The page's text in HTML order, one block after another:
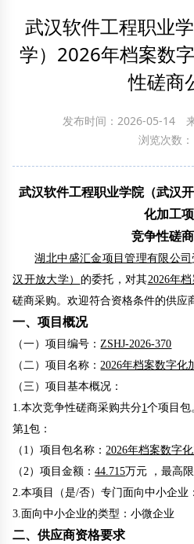
武汉软件工程职业
学）2026年档案数
性磋商
发布时间：2026-05-14
浏览次数：
武汉软件工程职业学院（武汉
化加工项
竞争性磋
湖北中盛汇金项目管理有限公司
汉开放大学） 的委托， 对其2026年
磋商采购。欢迎符合资格条件的供应
一、项目概况
（一）项目编号：ZSHJ-2026-370
（二）项目名称：2026年档案数字化
（三）项目基本概况 ：
1.本次竞争性磋商采购共分1个项目包
第1包：
（ 1 ）项目包名称：2026年档案数字
（2）项目金额 ：44.715万元 ，最高
2.本项目（是/否）专门面向中小企业
3.面向中小企业的类型：小微企业
二、供应商资格要求